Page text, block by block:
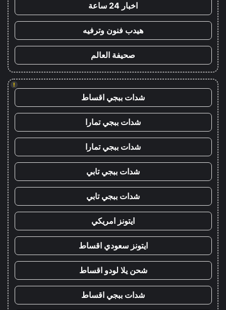
اخبار 24 ساعة
هيدب فنون وترفيه
صحيفة العالم
!
شدات ببجي اقساط
شدات ببجي تمارا
شدات ببجي تمارا
شدات ببجي تابي
شدات ببجي تابي
ايتونز امريكي
ايتونز سعودي اقساط
شحن يلا لودو اقساط
شدات ببجي اقساط